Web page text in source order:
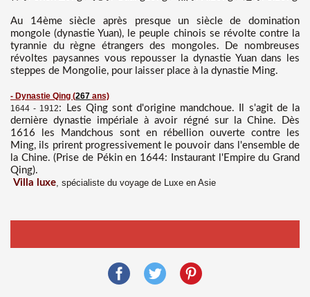
Au 14ème siècle après presque un siècle de domination
mongole (dynastie Yuan), le peuple chinois se révolte contre la
tyrannie du règne étrangers des mongoles. De nombreuses
révoltes paysannes vous repousser la dynastie Yuan dans les
steppes de Mongolie, pour laisser place à la dynastie Ming.
- Dynastie Qing (267 ans)
1644 - 1912: Les Qing sont d'origine mandchoue. Il s'agit de la
dernière dynastie impériale à avoir régné sur la Chine. Dès
1616 les Mandchous sont en rébellion ouverte contre les
Ming, ils prirent progressivement le pouvoir dans l'ensemble de
la Chine. (Prise de Pékin en 1644: Instaurant l'Empire du Grand
Qing).
Villa luxe, spécialiste du voyage de Luxe en Asie